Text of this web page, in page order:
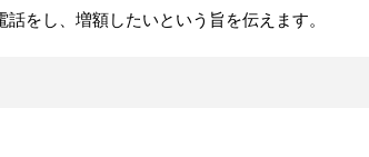
をし、増額したいという旨を伝えます。